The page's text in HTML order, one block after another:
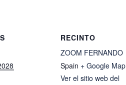
RECINTO
ZOOM FERNANDO
Spain + Google Map
Ver el sitio web del